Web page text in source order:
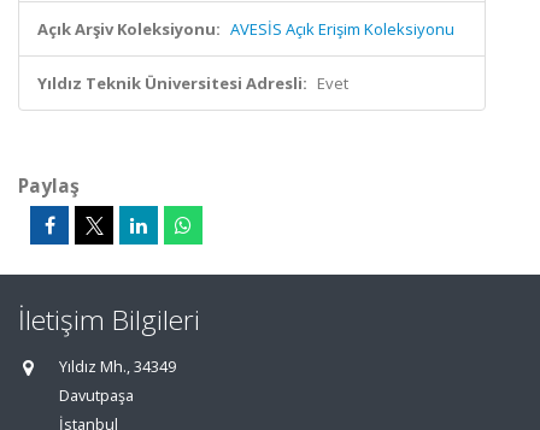
Açık Arşiv Koleksiyonu: AVESİS Açık Erişim Koleksiyonu
Yıldız Teknik Üniversitesi Adresli: Evet
Paylaş
İletişim Bilgileri
Yıldız Mh., 34349
Davutpaşa
İstanbul